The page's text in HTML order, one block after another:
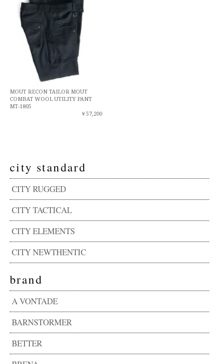
MOUT RECON TAILOR MOUT
COMBAT WOOL UTILITY PANT
MT-1805
￥57,200
city standard
CITY RUGGED
CITY TACTICAL
CITY ELEMENTS
CITY NEWTHENTIC
brand
A VONTADE
BARNSTORMER
BETTER